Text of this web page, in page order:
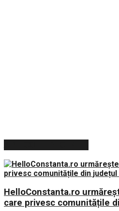
HelloConstanta.ro
care privesc comunitățile